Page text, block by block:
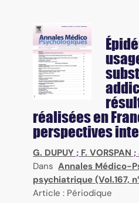
réalisées en
perspectives
G. DUPUY ; F. VORSPAN ;
Dans Annales Médico-
psychiatrique (Vol.167,
Article : Périodique